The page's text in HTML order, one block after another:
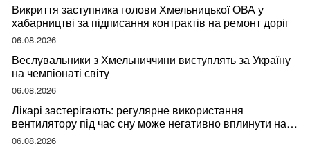
Викриття заступника голови Хмельницької ОВА у
хабарництві за підписання контрактів на ремонт доріг
06.08.2026
Веслувальники з Хмельниччини виступлять за Україну
на чемпіонаті світу
06.08.2026
Лікарі застерігають: регулярне використання
вентилятору під час сну може негативно вплинути на
ваше здоров’я
06.08.2026